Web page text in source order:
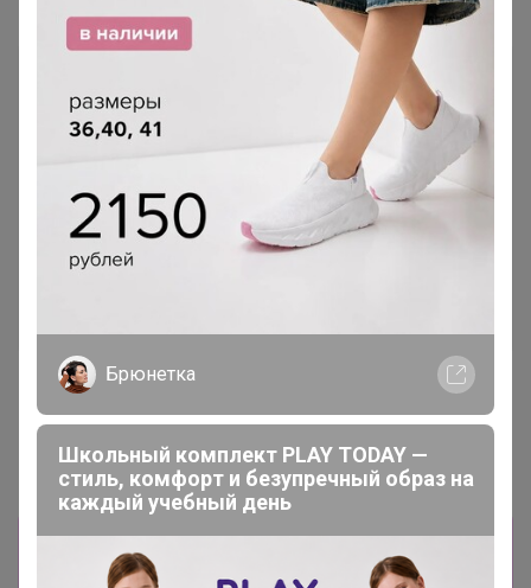
1 845р
Джинсы женские F`FIVE
19786
Женские джинсы F`FIVE
лишь членам клуба
Брюнетка
Школьный комплект PLAY TODAY —
стиль, комфорт и безупречный образ на
каждый учебный день